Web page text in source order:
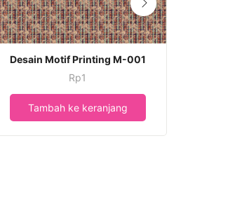
Desain Motif Printing M-001
Rp1
Tambah ke keranjang